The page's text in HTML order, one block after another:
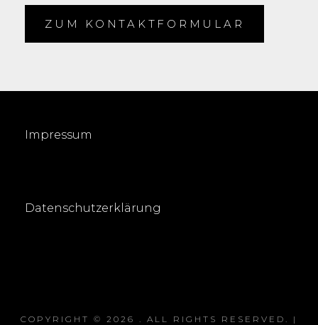
ZUM KONTAKTFORMULAR
Impressum
Datenschutzerklärung
COPYRIGHT © 2026 . ALL RIGHTS RESERVED. |